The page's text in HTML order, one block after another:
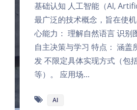
基础认知 人工智能（AI,
最广泛的技术概念，旨在使
心能力： 理解自然语言 识别
自主决策与学习 特点： 涵
发 不限定具体实现方式（包
等）。 应用场…
AI